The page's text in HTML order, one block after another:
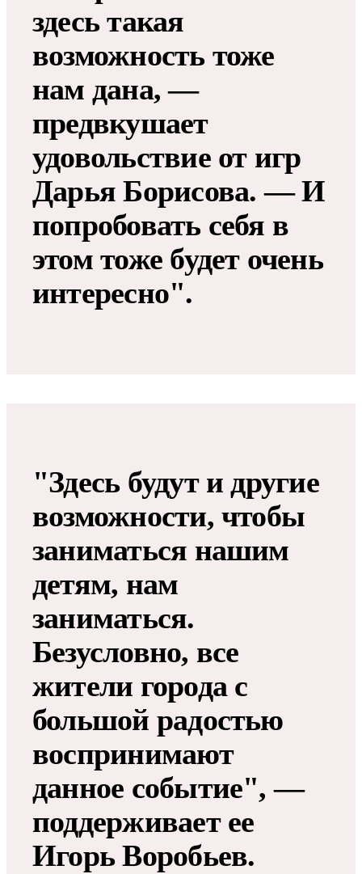
здесь такая
возможность тоже
нам дана, —
предвкушает
удовольствие от игр
Дарья Борисова. — И
попробовать себя в
этом тоже будет очень
интересно".
"Здесь будут и другие
возможности, чтобы
заниматься нашим
детям, нам
заниматься.
Безусловно, все
жители города с
большой радостью
воспринимают
данное событие", —
поддерживает ее
Игорь Воробьев.